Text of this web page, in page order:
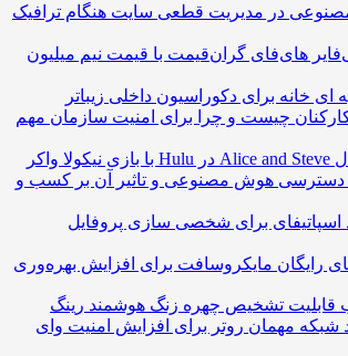
در مدیریت قطعی سایت هنگام ترافیک
های‌فای گران‌قیمت با قیمت نیم میلیون
خانه برای دکوراسیون داخلی زیباتر
چیست و چرا برای امنیت سازمان مهم
هوش مصنوعی و تاثیر آن بر کسب و
برای شخصی سازی پروفایل
رایگان مایکروسافت برای افزایش بهره‌وری
تشخیص چهره زنگ هوشمند رینگ
مهمان روتر برای افزایش امنیت وای